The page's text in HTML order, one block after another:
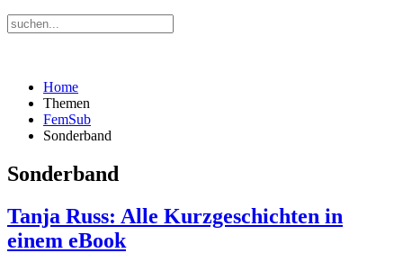
Home
Themen
FemSub
Sonderband
Sonderband
Tanja Russ: Alle Kurzgeschichten in
einem eBook